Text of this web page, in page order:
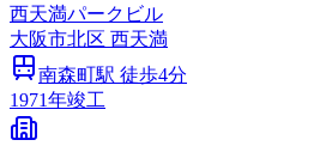
西天満パークビル
大阪市北区 西天満
南森町駅 徒歩4分
1971年竣工